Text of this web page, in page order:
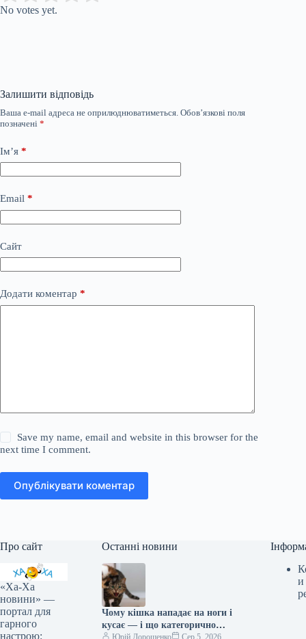
No votes yet.
Залишити відповідь
Ваша e-mail адреса не оприлюднюватиметься. Обов’язкові поля
позначені *
Ім’я *
Email *
Сайт
Додати коментар *
Save my name, email and website in this browser for the
next time I comment.
Опублікувати коментар
Про сайт
«Ха-Ха
новини» —
портал для
гарного
настрою:
Останні новини
Чому кішка нападає на ноги і
кусає — і що категорично
Юрій Дорошенко Сер 5, 2026
и